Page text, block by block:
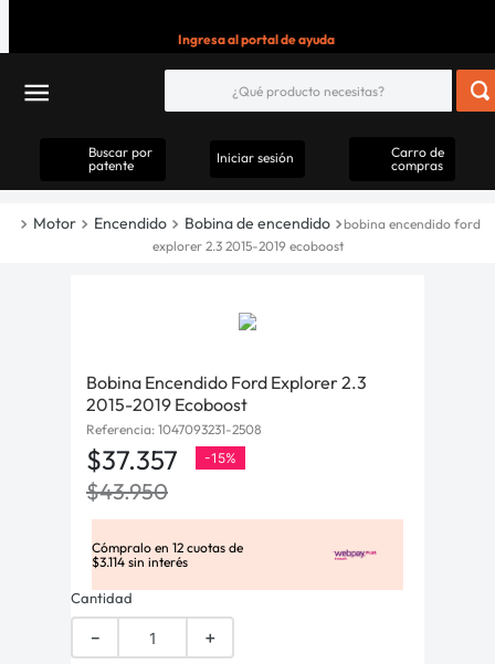
Ingresa al portal de ayuda
Buscar por
patente
Iniciar sesión
Carro de
compras
Motor Encendido Bobina de encendido
bobina encendido ford
explorer 2.3 2015-2019 ecoboost
Bobina Encendido Ford Explorer 2.3
2015-2019 Ecoboost
Referencia: 1047093231-2508
$37.357 -15%
$43.950
Cómpralo en 12 cuotas de
$3.114 sin interés
Cantidad
＋
－